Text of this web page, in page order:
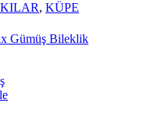
, KÜPE